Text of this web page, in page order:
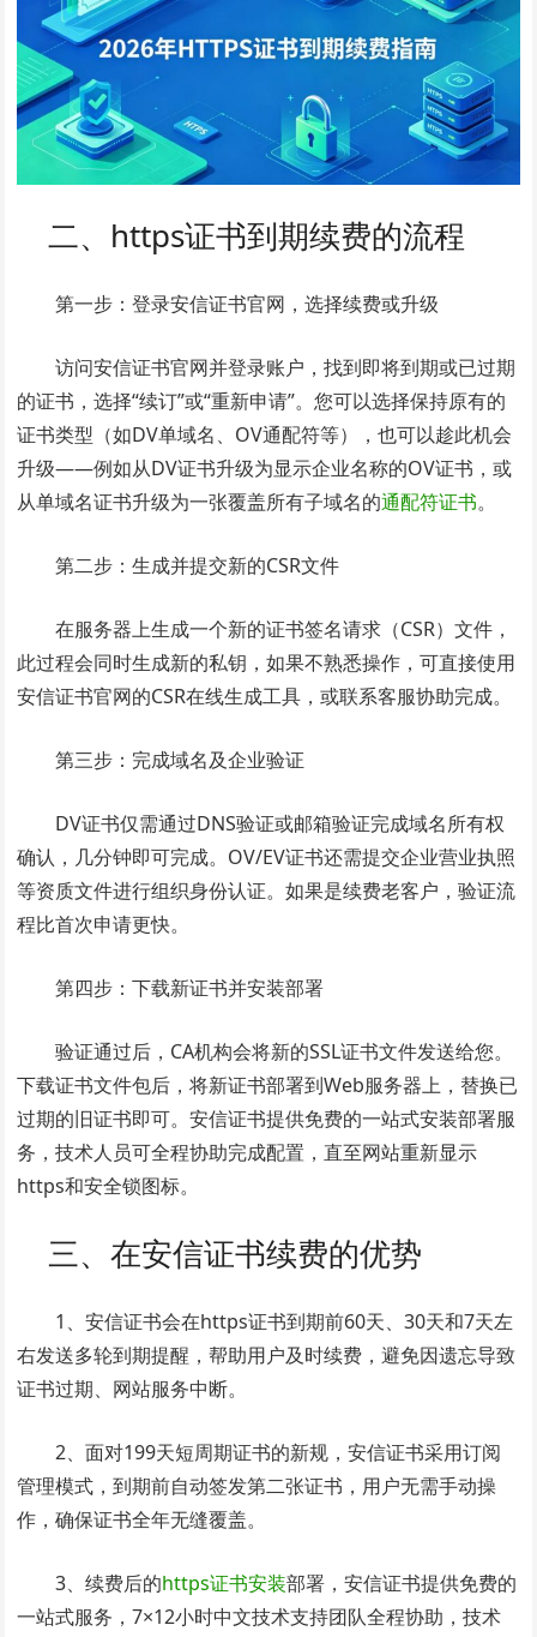
二、https证书到期续费的流程
第一步：登录安信证书官网，选择续费或升级
访问安信证书官网并登录账户，找到即将到期或已过期
的证书，选择“续订”或“重新申请”。您可以选择保持原有的
证书类型（如DV单域名、OV通配符等），也可以趁此机会
升级——例如从DV证书升级为显示企业名称的OV证书，或
从单域名证书升级为一张覆盖所有子域名的通配符证书。
第二步：生成并提交新的CSR文件
在服务器上生成一个新的证书签名请求（CSR）文件，
此过程会同时生成新的私钥，如果不熟悉操作，可直接使用
安信证书官网的CSR在线生成工具，或联系客服协助完成。
第三步：完成域名及企业验证
DV证书仅需通过DNS验证或邮箱验证完成域名所有权
确认，几分钟即可完成。OV/EV证书还需提交企业营业执照
等资质文件进行组织身份认证。如果是续费老客户，验证流
程比首次申请更快。
第四步：下载新证书并安装部署
验证通过后，CA机构会将新的SSL证书文件发送给您。
下载证书文件包后，将新证书部署到Web服务器上，替换已
过期的旧证书即可。安信证书提供免费的一站式安装部署服
务，技术人员可全程协助完成配置，直至网站重新显示
https和安全锁图标。
三、在安信证书续费的优势
1、安信证书会在https证书到期前60天、30天和7天左
右发送多轮到期提醒，帮助用户及时续费，避免因遗忘导致
证书过期、网站服务中断。
2、面对199天短周期证书的新规，安信证书采用订阅
管理模式，到期前自动签发第二张证书，用户无需手动操
作，确保证书全年无缝覆盖。
3、续费后的https证书安装部署，安信证书提供免费的
一站式服务，7×12小时中文技术支持团队全程协助，技术